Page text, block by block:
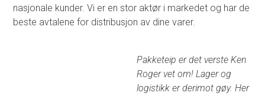
nasjonale kunder. Vi er en stor aktør i markedet og har de
beste avtalene for distribusjon av dine varer.
Pakketeip er det verste Ken
Roger vet om! Lager og
logistikk er derimot gøy. Her